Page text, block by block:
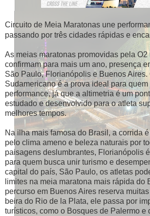
Circuito de Meia Maratonas une
passando por três cidades rápidas e
As meias maratonas promovidas pela O2
confirmam para mais um ano, presença
São Paulo, Florianópolis e Buenos Aires.
Sudamericano é a prova ideal para
performance, já que a altimetria é um
estudado e desenvolvido para o atleta
melhores tempos.
Na ilha mais famosa do Brasil, a corrida
pelo clima ameno e beleza naturais por
paisagens deslumbrantes, Florianópolis
para quem busca unir turismo e
capital do país, São Paulo, os atletas
limites na meia maratona mais rápida do
percurso em Buenos Aires reserva
beira do Rio de la Plata, ele passa por
turísticos, como o Bosques de Palermo e